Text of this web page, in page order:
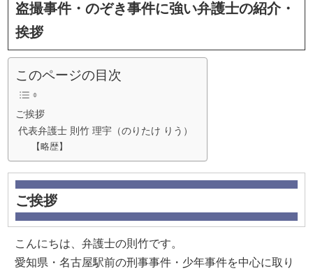
盗撮事件・のぞき事件に強い弁護士の紹介・
挨拶
このページの目次
ご挨拶
代表弁護士 則竹 理宇（のりたけ りう）
【略歴】
ご挨拶
こんにちは、弁護士の則竹です。
愛知県・名古屋駅前の刑事事件・少年事件を中心に取り